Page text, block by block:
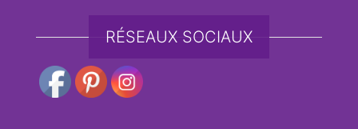
RÉSEAUX SOCIAUX